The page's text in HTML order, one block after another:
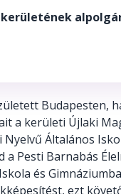
kerületének
Budapesten,
a kerületi Újlaki
Nyelvű Általános
a Pesti Barnabás
és
ezt